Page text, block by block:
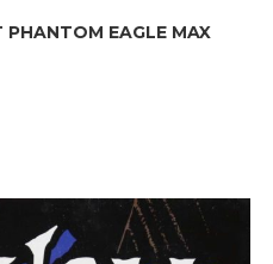
PHANTOM EAGLE MAX